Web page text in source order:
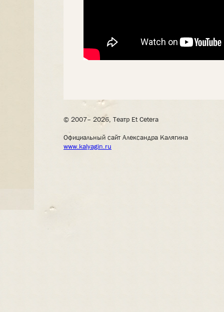
© 2007– 2026, Театр Et Cetera
Официальный сайт Александра Калягина
www.kalyagin.ru